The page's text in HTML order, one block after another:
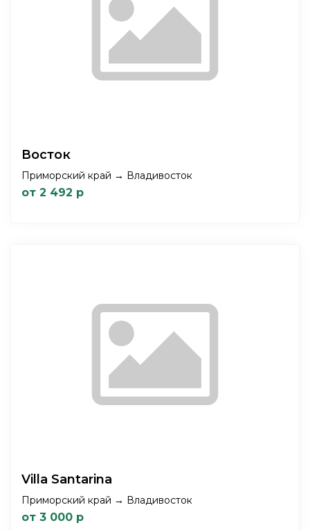
Восток
Приморский край → Владивосток
от 2 492 р
Villa Santarina
Приморский край → Владивосток
от 3 000 р